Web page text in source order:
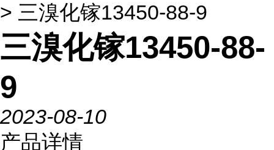
> 三溴化镓13450-88-9
三溴化镓13450-88-
9
2023-08-10
产品详情